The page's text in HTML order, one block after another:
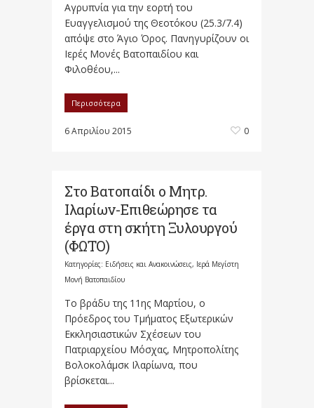
Αγρυπνία για την εορτή του
Ευαγγελισμού της Θεοτόκου (25.3/7.4)
απόψε στο Άγιο Όρος. Πανηγυρίζουν οι
Ιερές Μονές Βατοπαιδίου και
Φιλοθέου,...
Περισσότερα
6 Απριλίου 2015 0
Στο Βατοπαίδι ο Μητρ.
Ιλαρίων-Επιθεώρησε τα
έργα στη σκήτη Ξυλουργού
(ΦΩΤΟ)
Κατηγορίες: Ειδήσεις και Ανακοινώσεις, Ιερά Μεγίστη
Μονή Βατοπαιδίου
Το βράδυ της 11ης Μαρτίου, ο
Πρόεδρος του Τμήματος Εξωτερικών
Εκκλησιαστικών Σχέσεων του
Πατριαρχείου Μόσχας, Μητροπολίτης
Βολοκολάμσκ Ιλαρίωνα, που
βρίσκεται...